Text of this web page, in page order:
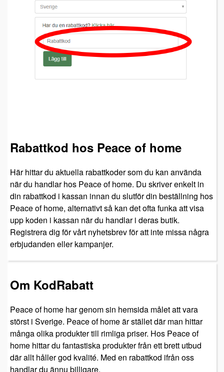
Rabattkod hos Peace of home
Här hittar du aktuella rabattkoder som du kan använda
när du handlar hos Peace of home. Du skriver enkelt in
din rabattkod i kassan innan du slutför din beställning hos
Peace of home, alternativt så kan det ofta funka att visa
upp koden i kassan när du handlar i deras butik.
Registrera dig för vårt nyhetsbrev för att inte missa några
erbjudanden eller kampanjer.
Om KodRabatt
Peace of home har genom sin hemsida målet att vara
störst i Sverige. Peace of home är stället där man hittar
många olika produkter till rimliga priser. Hos Peace of
home hittar du fantastiska produkter från ett brett utbud
där allt håller god kvalité. Med en rabattkod ifrån oss
handlar du ännu billigare.